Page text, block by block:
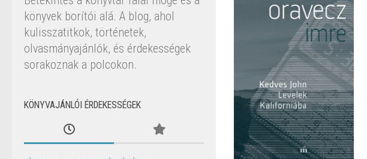
könyvek borítói alá. A blog, ahol
kulisszatitkok, történetek,
olvasmányajánlók, és érdekességek
sorakoznak a polcokon.
KÖNYVAJÁNLÓI ÉRDEKESSÉGEK